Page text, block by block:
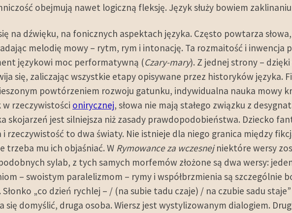
obejmują nawet logiczną fleksję. Język służy bowiem
na dźwięku, na fonicznych aspektach języka. Często powtarza
melodię mowy – rytm, rym i intonację. Ta rozmaitość i inwencja
językowi moc performatywną (Czary-mary). Z jednej strony –
się, zaliczając wszystkie etapy opisywane przez historyków języka.
powtórzeniem rozwoju gatunku, indywidualna nauka mowy
rzeczywistości onirycznej, słowa nie mają stałego związku z
skojarzeń jest silniejsza niż zasady prawdopodobieństwa. Dziecko
i rzeczywistość to dwa światy. Nie istnieje dla niego granica między
trzeba mu ich objaśniać. W Rymowance za wczesnejniektóre wersy
sylab, z tych samych morfemów złożone są dwa wersy:
– swoistym paralelizmom – rymy i współbrzmienia są szczególnie
„co dzień rychlej – / (na subie tadu czaje) / na czubie sadu
się domyślić, druga osoba. Wiersz jest wystylizowanym dialogiem.